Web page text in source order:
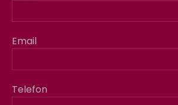
Email
Telefon